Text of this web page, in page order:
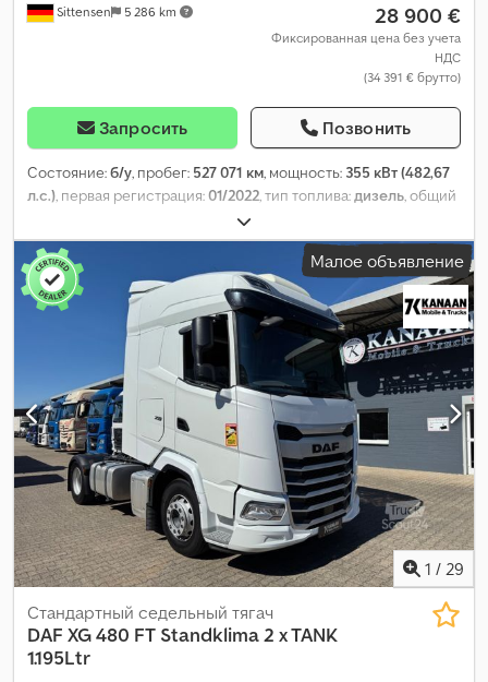
Sittensen 5 286 km 28 900 €
Фиксированная цена без учета
НДС
(34 391 € брутто)
Запросить Позвонить
Состояние:б/у, пробег: 527 071 км, мощность: 355 кВт (482,67
л.с.), первая регистрация:01/2022, тип топлива:дизель, общий
, конфигурация осей:
цвет:чёрный, тип передачи:автоматический, класс
выбросов:
ABS, кондиционер,
отопитель стояночный, электронная программа
стабилизации (ESP),
Малое объявление
1 / 29
Стандартный седельный тягач
DAF XG 480 FT Standklima 2 x TANK
1.195Ltr